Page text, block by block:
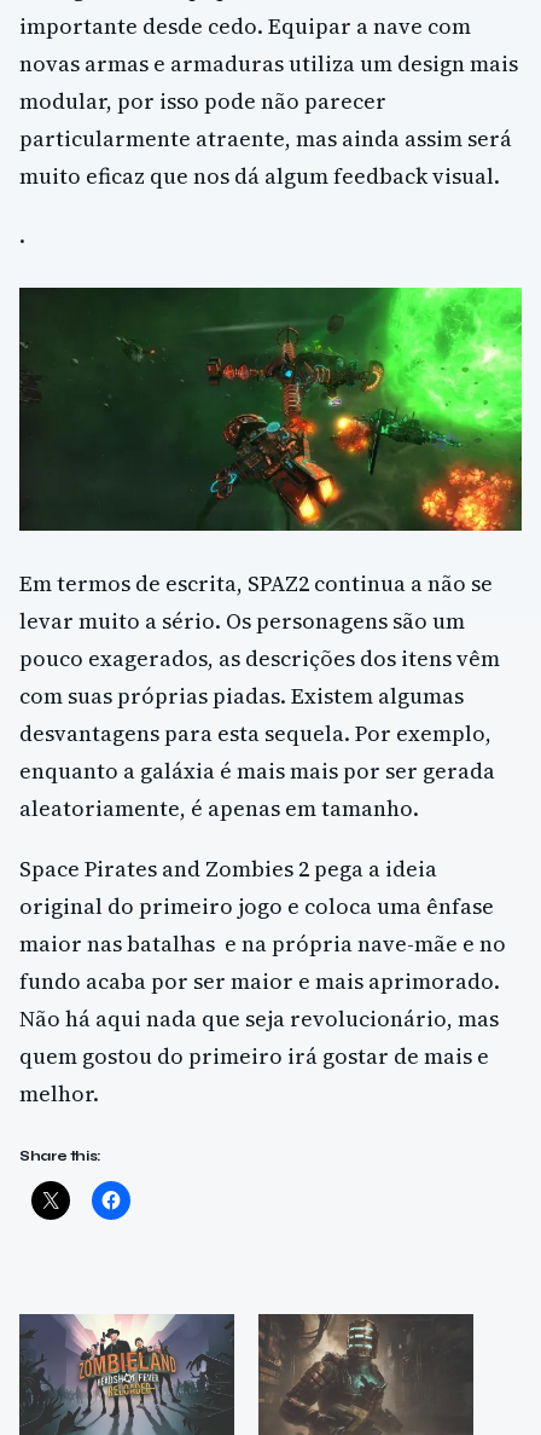
importante desde cedo. Equipar a nave com
novas armas e armaduras utiliza um design mais
modular, por isso pode não parecer
particularmente atraente, mas ainda assim será
muito eficaz que nos dá algum feedback visual.
.
Em termos de escrita, SPAZ2 continua a não se
levar muito a sério. Os personagens são um
pouco exagerados, as descrições dos itens vêm
com suas próprias piadas. Existem algumas
desvantagens para esta sequela. Por exemplo,
enquanto a galáxia é mais mais por ser gerada
aleatoriamente, é apenas em tamanho.
Space Pirates and Zombies 2 pega a ideia
original do primeiro jogo e coloca uma ênfase
maior nas batalhas e na própria nave-mãe e no
fundo acaba por ser maior e mais aprimorado.
Não há aqui nada que seja revolucionário, mas
quem gostou do primeiro irá gostar de mais e
melhor.
Share this: